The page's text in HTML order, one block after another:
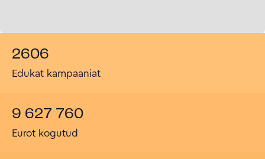
2606
Edukat kampaaniat
9 627 760
Eurot kogutud